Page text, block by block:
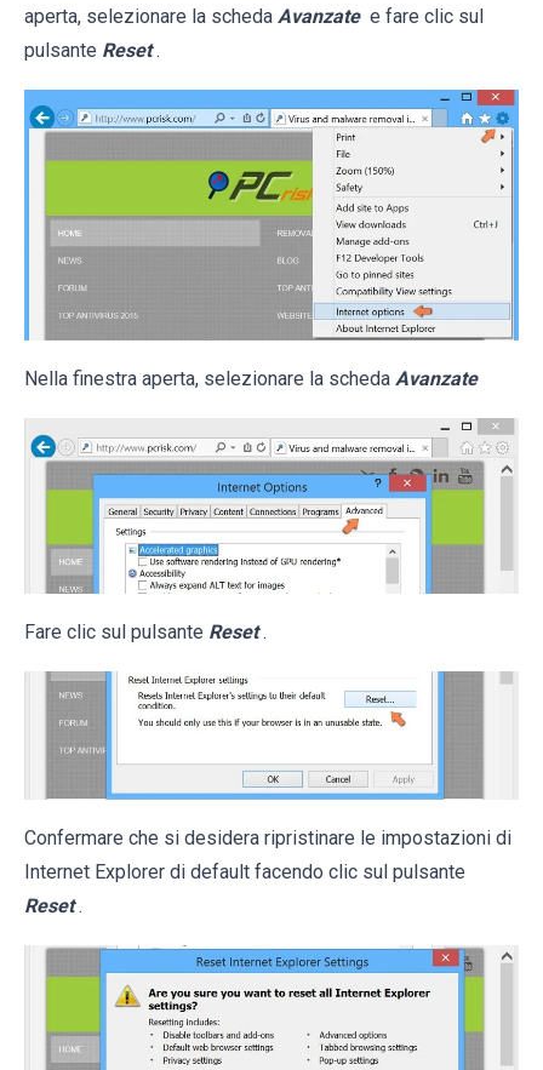
aperta, selezionare la scheda Avanzate e fare clic sul
pulsante Reset .
Nella finestra aperta, selezionare la scheda Avanzate
Fare clic sul pulsante Reset .
Confermare che si desidera ripristinare le impostazioni di
Internet Explorer di default facendo clic sul pulsante
Reset .